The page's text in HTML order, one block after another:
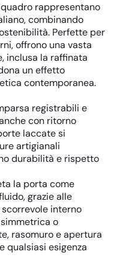
rappresentano
combinando
Perfette per
offrono una vasta
inclusa la raffinata
un effetto
contemporanea.
registrabili e
con ritorno
laccate si
artigianali
durabilità e rispetto
la porta come
grazie alle
interno
o
rasomuro e apertura
qualsiasi esigenza